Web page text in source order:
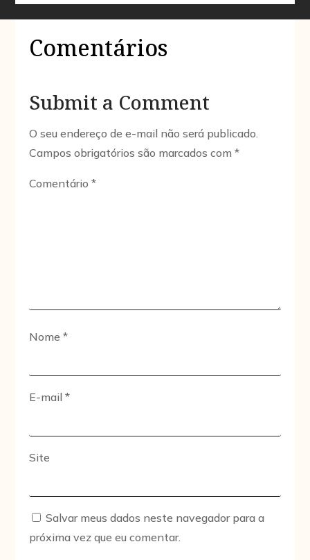
Comentários
Submit a Comment
O seu endereço de e-mail não será publicado.
Campos obrigatórios são marcados com*
Comentário*
Nome*
E-mail*
Site
Salvar meus dados neste navegador para a
próxima vez que eu comentar.